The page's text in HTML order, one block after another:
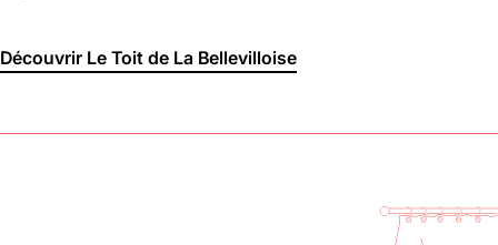
Découvrir Le Toit de La Bellevilloise